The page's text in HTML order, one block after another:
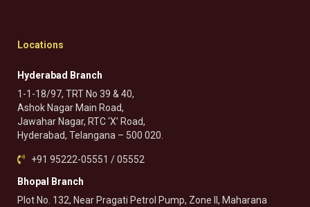
Locations
Hyderabad Branch
1-1-18/97, TRT No 39 & 40,
Ashok Nagar Main Road,
Jawahar Nagar, RTC ‘X’ Road,
Hyderabad, Telangana – 500 020.
+91 95222-05551 / 05552
Bhopal Branch
Plot No. 132, Near Pragati Petrol Pump, Zone II, Maharana